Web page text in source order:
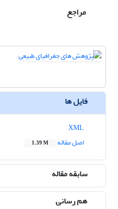
مراجع
فایل ها
اصل مقاله
1.39 M
سابقه مقاله
هم رسانی